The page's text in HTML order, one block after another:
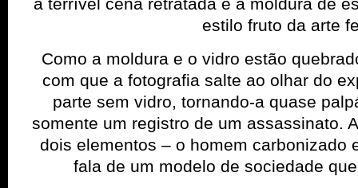
estilo fruto da arte
Como a moldura e o vidro estão
com que a fotografia salte ao olhar do
parte sem vidro, tornando-a quase
somente um registro de um assassinato.
dois elementos – o homem carbonizado
fala de um modelo de sociedade